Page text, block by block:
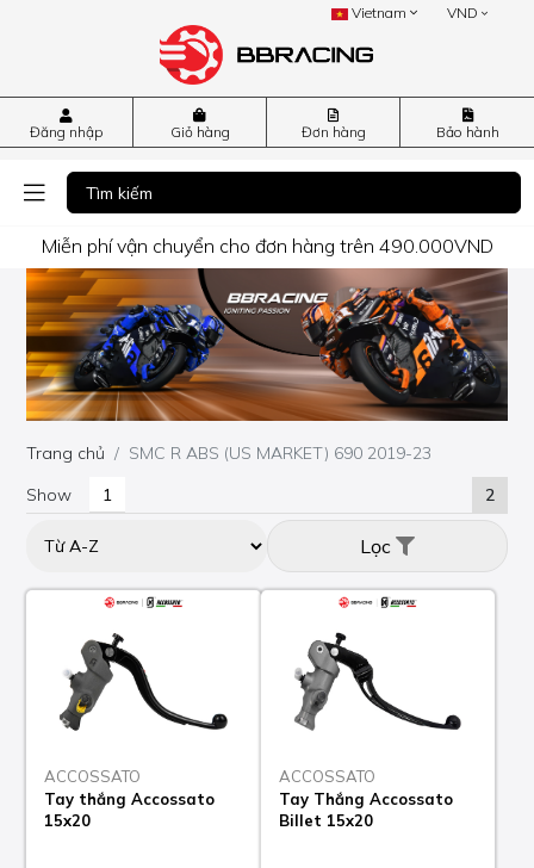
Vietnam VND
Đăng nhập Giỏ hàng Đơn hàng Bảo hành
Miễn phí vận chuyển cho đơn hàng trên 490.000VND
Trang chủ
SMC R ABS (US MARKET) 690 2019-23
Show
2
Lọc
ACCOSSATO
Tay thắng Accossato
15x20
ACCOSSATO
Tay Thắng Accossato
Billet 15x20